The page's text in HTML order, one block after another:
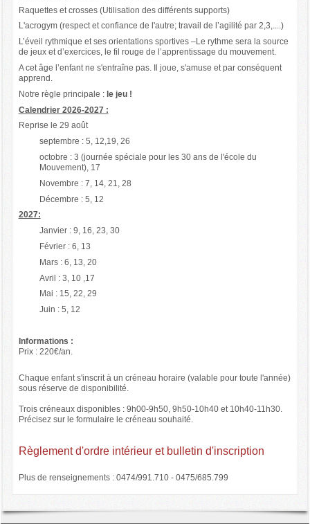
Raquettes et crosses (Utilisation des différents supports)
L'acrogym (respect et confiance de l'autre; travail de l’agilité par 2,3,....)
L’éveil rythmique et ses orientations sportives –Le rythme sera la source
de jeux et d’exercices, le fil rouge de l’apprentissage du mouvement.
A cet âge l’enfant ne s'entraîne pas. Il joue, s'amuse et par conséquent
apprend.
Notre règle principale : le jeu !
Calendrier 2026-2027 :
Reprise le 29 août
septembre : 5, 12,19, 26
octobre : 3 (journée spéciale pour les 30 ans de l'école du
Mouvement), 17
Novembre : 7, 14, 21, 28
Décembre : 5, 12
2027:
Janvier : 9, 16, 23, 30
Février : 6, 13
Mars : 6, 13, 20
Avril : 3, 10 ,17
Mai : 15, 22, 29
Juin : 5, 12
Informations :
Prix : 220€/an.
Chaque enfant s'inscrit à un créneau horaire (valable pour toute l'année)
sous réserve de disponibilité.
Trois créneaux disponibles : 9h00-9h50, 9h50-10h40 et 10h40-11h30.
Précisez sur le formulaire le créneau souhaité.
Règlement d'ordre intérieur et bulletin d'inscription
Plus de renseignements : 0474/991.710 - 0475/685.799